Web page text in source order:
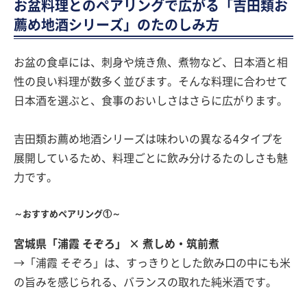
お盆料理とのペアリングで広がる「吉田類お
薦め地酒シリーズ」のたのしみ方
お盆の食卓には、刺身や焼き魚、煮物など、日本酒と相
性の良い料理が数多く並びます。そんな料理に合わせて
日本酒を選ぶと、食事のおいしさはさらに広がります。
吉田類お薦め地酒シリーズは味わいの異なる4タイプを
展開しているため、料理ごとに飲み分けるたのしさも魅
力です。
～おすすめペアリング①～
宮城県「浦霞 そぞろ」 × 煮しめ・筑前煮
→「浦霞 そぞろ」は、すっきりとした飲み口の中にも米
の旨みを感じられる、バランスの取れた純米酒です。